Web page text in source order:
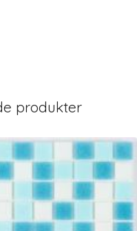
produkter